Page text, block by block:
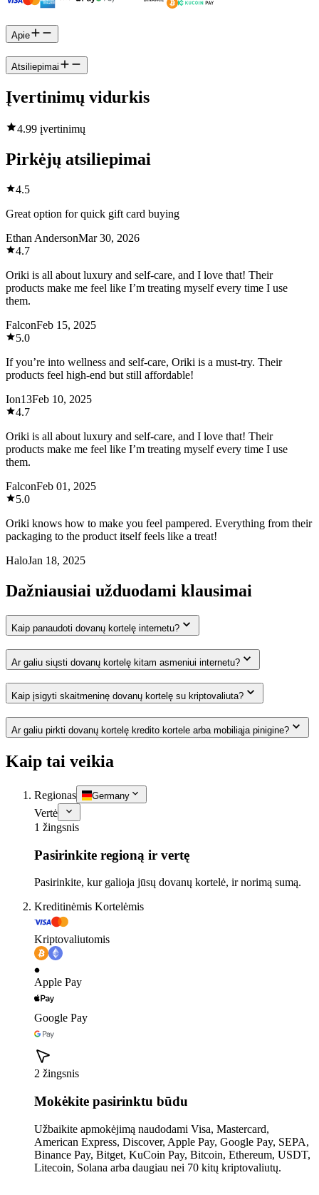
Apie
Atsiliepimai
Įvertinimų vidurkis
4.99 įvertinimų
Pirkėjų atsiliepimai
4.5
Great option for quick gift card buying
Ethan AndersonMar 30, 2026
4.7
Oriki is all about luxury and self-care, and I love that! Their
products make me feel like I’m treating myself every time I use
them.
FalconFeb 15, 2025
5.0
If you’re into wellness and self-care, Oriki is a must-try. Their
products feel high-end but still affordable!
Ion13Feb 10, 2025
4.7
Oriki is all about luxury and self-care, and I love that! Their
products make me feel like I’m treating myself every time I use
them.
FalconFeb 01, 2025
5.0
Oriki knows how to make you feel pampered. Everything from their
packaging to the product itself feels like a treat!
HaloJan 18, 2025
Dažniausiai užduodami klausimai
Kaip panaudoti dovanų kortelę internetu?
Ar galiu siųsti dovanų kortelę kitam asmeniui internetu?
Kaip įsigyti skaitmeninę dovanų kortelę su kriptovaliuta?
Ar galiu pirkti dovanų kortelę kredito kortele arba mobiliąja pinigine?
Kaip tai veikia
Regionas Germany
Vertė
1 žingsnis
Pasirinkite regioną ir vertę
Pasirinkite, kur galioja jūsų dovanų kortelė, ir norimą sumą.
Kreditinėmis Kortelėmis
Kriptovaliutomis
Apple Pay
Google Pay
2 žingsnis
Mokėkite pasirinktu būdu
Užbaikite apmokėjimą naudodami Visa, Mastercard,
American Express, Discover, Apple Pay, Google Pay, SEPA,
Binance Pay, Bitget, KuCoin Pay, Bitcoin, Ethereum, USDT,
Litecoin, Solana arba daugiau nei 70 kitų kriptovaliutų.